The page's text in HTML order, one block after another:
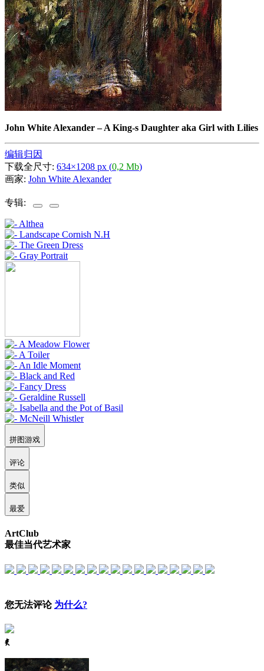
John White Alexander–A King-s Daughter aka Girl with Lilies
编辑归因
下载全尺寸: 634×1208 px (0,2 Mb)
画家: John White Alexander
专辑:
拼图游戏
评论
类似
最爱
ArtClub
最佳当代艺术家
您无法评论 为什么?
ꈅ